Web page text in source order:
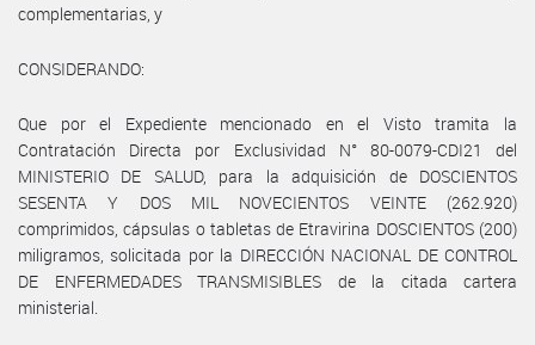
complementarias, y
CONSIDERANDO:
Que por el Expediente mencionado en el Visto tramita la
Contratación Directa por Exclusividad N° 80-0079-CDI21 del
MINISTERIO DE SALUD, para la adquisición de DOSCIENTOS
SESENTA Y DOS MIL NOVECIENTOS VEINTE (262.920)
comprimidos, cápsulas o tabletas de Etravirina DOSCIENTOS (200)
miligramos, solicitada por la DIRECCIÓN NACIONAL DE CONTROL
DE ENFERMEDADES TRANSMISIBLES de la citada cartera
ministerial.